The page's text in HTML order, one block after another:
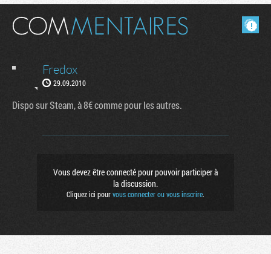
Masquer les commentaires lus.
Fredox
29.09.2010
Dispo sur Steam, à 8€ comme pour les autres.
Vous devez être connecté pour pouvoir participer à
la discussion.
Cliquez ici pourvous connecter ou vous inscrire.
Factornews